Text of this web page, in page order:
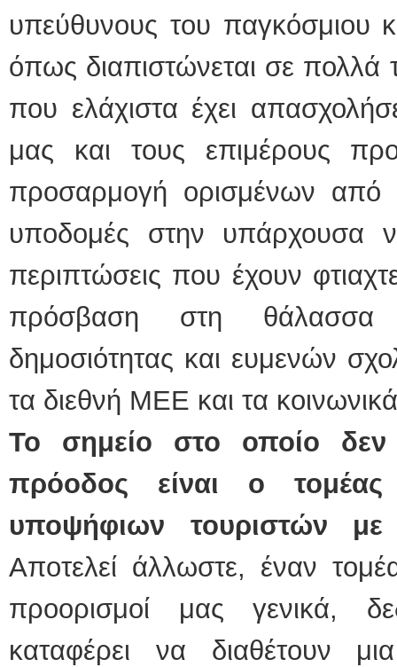
υπεύθυνους του παγκόσμιου
όπως διαπιστώνεται σε πολλά
που ελάχιστα έχει
μας και τους επιμέρους
προσαρμογή ορισμένων από
υποδομές στην υπάρχουσα
περιπτώσεις που έχουν
πρόσβαση στη θάλασσα
δημοσιότητας και ευμενών
τα διεθνή ΜΕΕ και τα
Το σημείο στο οποίο δεν
πρόοδος είναι ο
υποψήφιων τουριστών
Αποτελεί άλλωστε, έναν
προορισμοί μας γενικά,
καταφέρει να διαθέτουν